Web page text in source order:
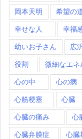
岡本天明 希望の
幸せな人 幸福
幼いお子さん 広
役割 微細なエネ
心の中 心の病
心筋梗塞 心臓
心臓の痛み 心
心臓弁膜症 心臓